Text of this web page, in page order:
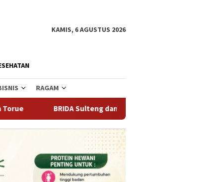
KAMIS, 6 AGUSTUS 2026
RAGAM
BRIDA Sulteng dan BI Gandeng Mahasiswa Ciptakan Inovasi